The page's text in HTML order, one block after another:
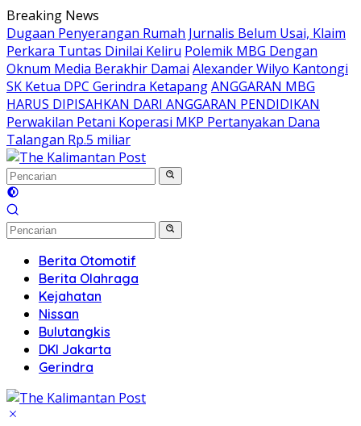
Langsung
ke
konten
Breaking News
Dugaan Penyerangan Rumah Jurnalis Belum Usai, Klaim
Perkara Tuntas Dinilai Keliru Polemik MBG Dengan
Oknum Media Berakhir Damai Alexander Wilyo Kantongi
SK Ketua DPC Gerindra KetapangANGGARAN MBG
HARUS DIPISAHKAN DARI ANGGARAN PENDIDIKAN
Perwakilan Petani Koperasi MKP Pertanyakan Dana
Talangan Rp.5 miliar
Berita Otomotif
Berita Olahraga
Kejahatan
Nissan
Bulutangkis
DKI Jakarta
Gerindra